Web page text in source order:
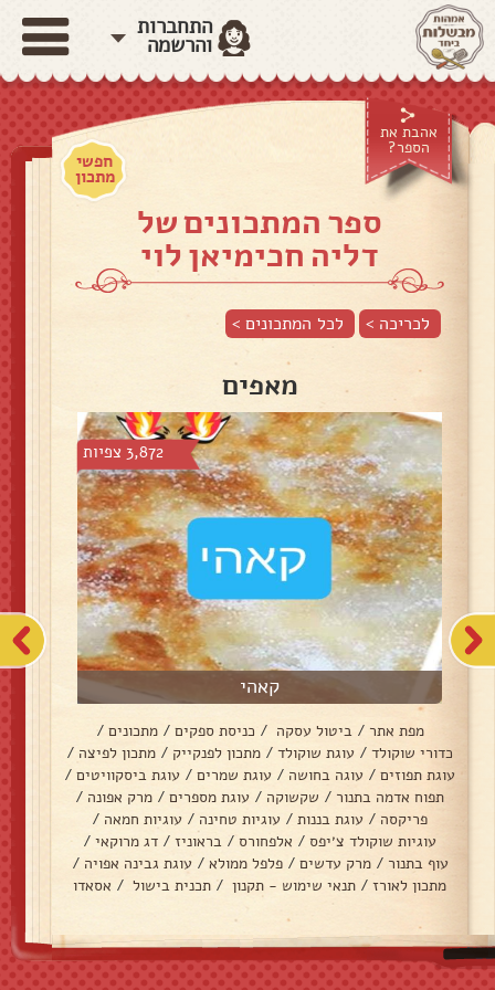
התחברות
והרשמה
אהבת את
הספר?
חפשי
מתכון
ספר המתכונים של
דליה חכימיאן לוי
לכריכה > לכל המתכונים >
מאפים
3,872 צפיות
קאהי
מפת אתר / ביטול עסקה / כניסת ספקים / מתכונים /
כדורי שוקולד / עוגת שוקולד / מתכון לפנקייק / מתכון לפיצה /
עוגת תפוזים / עוגה בחושה / עוגת שמרים / עוגת ביסקוויטים /
תפוח אדמה בתנור / שקשוקה / עוגת מספרים / מרק אפונה /
פריקסה / עוגת בננות / עוגיות טחינה / עוגיות חמאה /
עוגיות שוקולד צ׳יפס / אלפחורס / בראוניז / דג מרוקאי /
עוף בתנור / מרק עדשים / פלפל ממולא / עוגת גבינה אפויה /
מתכון לאורז / תנאי שימוש - תקנון / תכנית בישול / אסאדו